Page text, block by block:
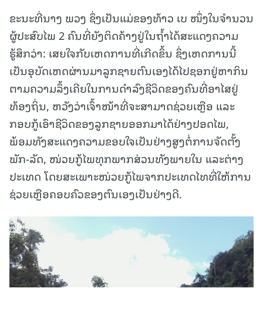
ຂະນະທີ່ນາງ ພວງ ຊຶ່ງເປັນແມ່ຂອງທ້າວ ເບ ໜຶ່ງໃນຈໍານວນ
ຜູ້ປະສົບໄພ 2 ຄົນທີ່ຍັງຕິດຄ້າງຢູ່ໃນຖໍ້າໄດ້ສະແດງຄວາມ
ຮູ້ສຶກວ່າ: ເສຍໃຈກັບເຫດການທີ່ເກີດຂຶ້ນ ຊຶ່ງເຫດການນີ້
ເປັນອຸບັດເຫດຜ່ານມາລູກຊາຍຕົນເອງໄດ້ໄປຊອກຢູ່ຫາກິນ
ຕາມຄວາມລຶ້ງເຄີຍໃນການດໍາລົງຊີວິດຂອງຄົນທີ່ອາໄສຢູ່
ທ້ອງຖິ່ນ, ຫວັງວ່າເຈົ້າໜ້າທີ່ຈະສາມາດຊ່ວຍເຫຼືອ ແລະ
ກອບກູ້ເອົາຊີວິດຂອງລູກຊາຍອອກມາໄດ້ຢ່າງປອດໄພ,
ພ້ອມທັງສະແດງຄວາມຂອບໃຈເປັນຢ່າງສູງຕໍ່ການຈັດຕັ້ງ
ພັກ-ລັດ, ໜ່ວຍກູ້ໄພທຸກພາກສ່ວນທັງພາຍໃນ ແລະຕ່າງ
ປະເທດ ໂດຍສະເພາະໜ່ວຍກູ້ໄພຈາກປະເທດໄທທີ່ໃຫ້ການ
ຊ່ວຍເຫຼືອຄອບຄົວຂອງຕົນເອງເປັນຢ່າງດີ.